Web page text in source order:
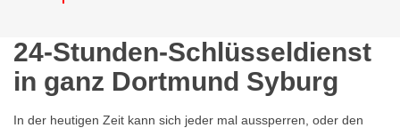
24-Stunden-Schlüsseldienst
in ganz Dortmund Syburg
In der heutigen Zeit kann sich jeder mal aussperren, oder den